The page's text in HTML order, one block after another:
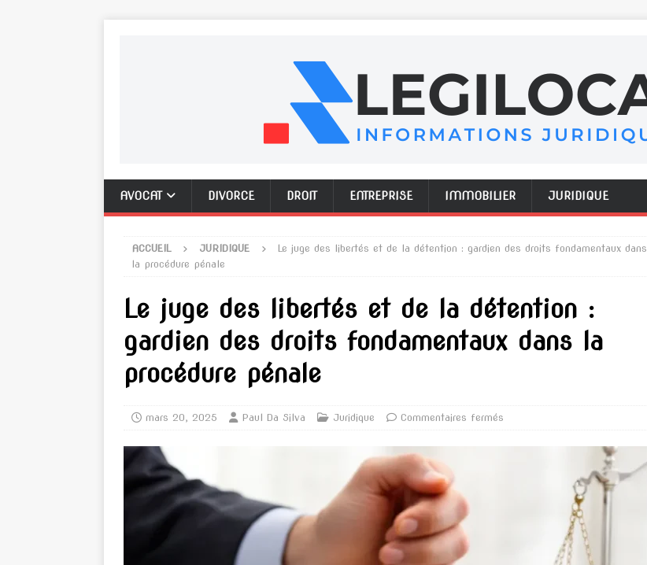
AVOCAT DIVORCE DROIT ENTREPRISE IMMOBILIER JURIDIQUE
ACCUEIL JURIDIQUE
Le juge des libertés et de la détention : gardien des droits fondamentaux dans
la procédure pénale
Le juge des libertés et de la détention :
gardien des droits fondamentaux dans la
procédure pénale
mars 20, 2025 Paul Da Silva Juridique Commentaires fermés